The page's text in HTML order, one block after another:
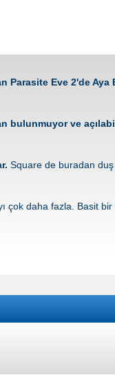
Eve 2'de Aya
ve
Square de buradan
çok daha fazla. Basit